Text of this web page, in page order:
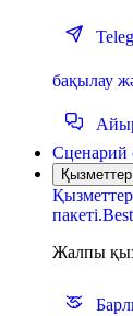
бақылау
Сценарий
Қызметтер
Қызметтер
пакеті.
Жалпы